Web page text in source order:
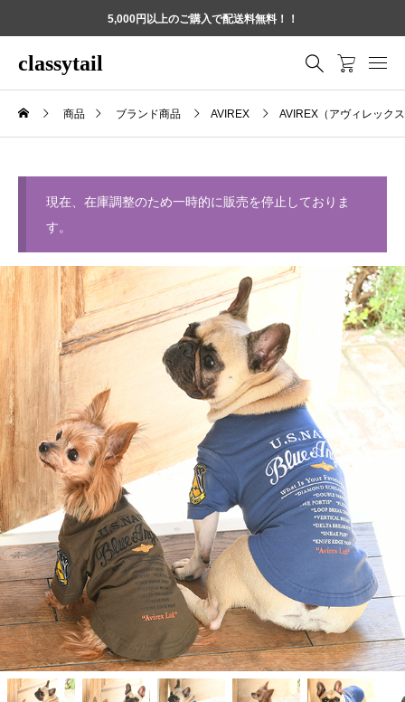
5,000円以上のご購入で配送料無料！！
classytail
商品 ブランド商品 AVIREX AVIREX（アヴィレック
現在、在庫調整のため一時的に販売を停止しておりま
す。